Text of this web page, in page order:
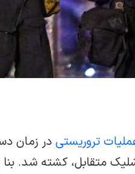
تروریستی در زمان
متقابل، کشته شد.